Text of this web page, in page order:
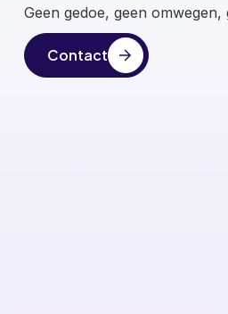
Geen gedoe, geen
Contact